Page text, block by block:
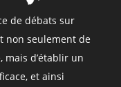
de débats sur
non seulement de
mais d’établir un
et ainsi